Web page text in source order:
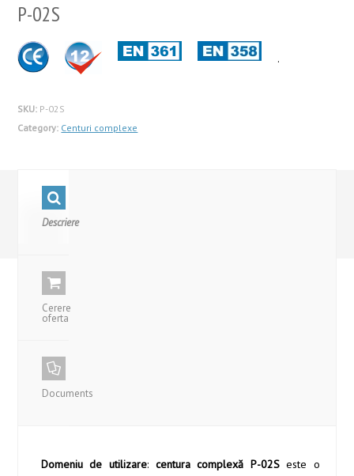
P-02S
.
SKU: P-02S
Category: Centuri complexe
Descriere
Cerere
oferta
Documents
Domeniu de utilizare: centura complexă P-02Seste o